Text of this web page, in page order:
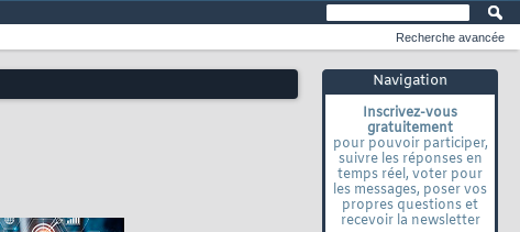
Navigation
Inscrivez-vous
gratuitement
pour pouvoir participer,
suivre les réponses en
temps réel, voter pour
les messages, poser vos
propres questions et
recevoir la newsletter
Recherche avancée